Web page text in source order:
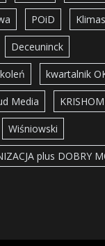
POiD
Deceuninck
kwartalnik
Media
Wiśniowski
plus DOBRY